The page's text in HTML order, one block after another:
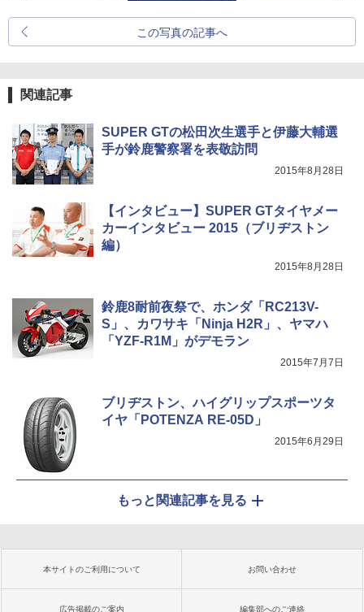
この写真の記事へ
関連記事
SUPER GTの松田次生選手と伊藤大輔選
手が鈴鹿警察署を表敬訪問
2015年8月28日
【インタビュー】SUPER GTタイヤメー
カーインタビュー 2015（ブリヂストン
編）
2015年8月28日
鈴鹿8耐前夜祭で、ホンダ「RC213V-
S」、カワサキ「Ninja H2R」、ヤマハ
「YZF-R1M」がデモラン
2015年7月7日
ブリヂストン、ハイグリップスポーツタ
イヤ「POTENZA RE-05D」
2015年6月29日
もっと関連記事を見る
本サイトのご利用について お問い合わせ
広告掲載のご案内 編集部へのご連絡